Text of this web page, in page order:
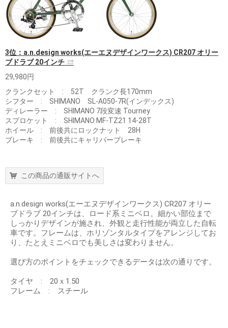
3位：a.n.design works(エーエヌデザインワークス) CR207 オリー
ブドラブ 20インチ
29,980円
クランクセット : 52T クランク長170mm
シフター : SHIMANO SL-A050-7R(インデックス)
ディレーラー : SHIMANO 7段変速 Tourney
スプロケット : SHIMANO MF-TZ21 14-28T
ホイール : 前後共にロックナット 28H
ブレーキ : 前後共にキャリパーブレーキ
この商品の通販サイトへ
a.n.design works(エーエヌデザインワークス) CR207 オリー
ブドラブ 20インチは、ロード系ミニベロ。細かい部位まで
しっかりデザインが施され、外観と走行性能が両立した自転
車です。フレームは、ホリゾンタルタイプをアレンジしてお
り、たとえミニベロでも美しさは変わりません。
選び方のポイントをチェックできるデータは次の通りです。
タイヤ : 20ｘ1.50
フレーム : スチール